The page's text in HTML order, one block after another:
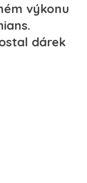
výkonu
dárek